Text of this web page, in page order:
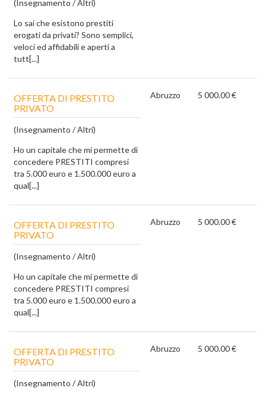
(Insegnamento / Altri)
Lo sai che esistono prestiti
erogati da privati? Sono semplici,
veloci ed affidabili e aperti a
tutt[...]
OFFERTA DI PRESTITO
PRIVATO
(Insegnamento / Altri)
Ho un capitale che mi permette di
concedere PRESTITI compresi
tra 5.000 euro e 1.500.000 euro a
qual[...]
Abruzzo 5 000.00 €
OFFERTA DI PRESTITO
PRIVATO
(Insegnamento / Altri)
Ho un capitale che mi permette di
concedere PRESTITI compresi
tra 5.000 euro e 1.500.000 euro a
qual[...]
Abruzzo 5 000.00 €
OFFERTA DI PRESTITO
PRIVATO
(Insegnamento / Altri)
Abruzzo 5 000.00 €